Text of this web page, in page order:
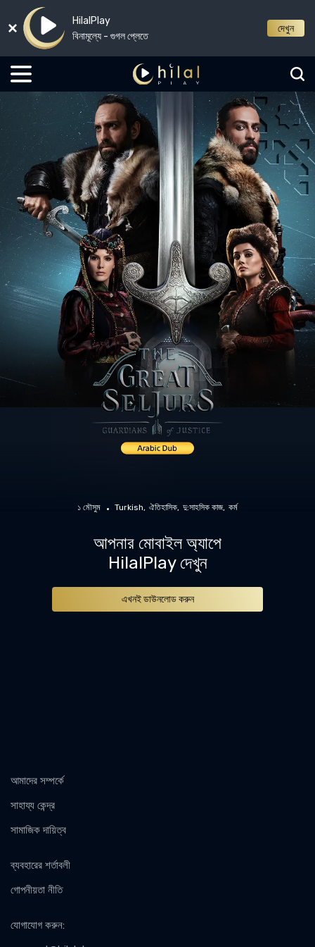
HilalPlay
বিনামূল্যে - গুগল প্লেতে
দেখুন
১ মৌসুম Turkish ঐতিহাসিক দু:সাহসিক কাজ কর্ম
আপনার মোবাইল অ্যাপে
HilalPlay দেখুন
এখনই ডাউনলোড করুন
আমাদের সম্পর্কে
সাহায্য কেন্দ্র
সামাজিক দায়িত্ব
ব্যবহারের শর্তাবলী
গোপনীয়তা নীতি
যোগাযোগ করুন: